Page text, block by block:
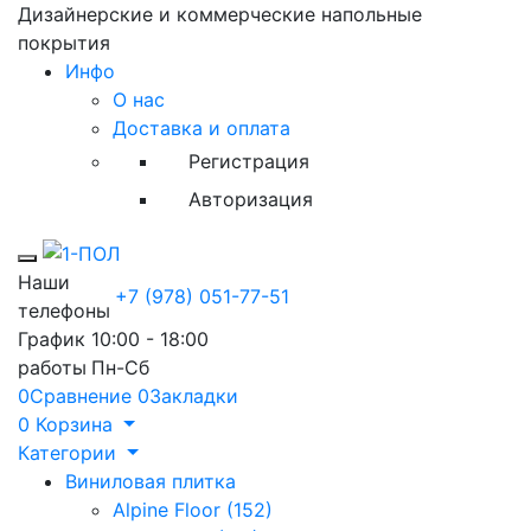
Дизайнерские и коммерческие напольные
покрытия
Инфо
О нас
Доставка и оплата
Регистрация
Авторизация
Toggle mobile menu
Наши
телефоны
+7 (978) 051-77-51
График
работы
10:00 - 18:00
Пн-Сб
0Сравнение 0Закладки
0 Корзина
Категории
Виниловая плитка
Alpine Floor (152)